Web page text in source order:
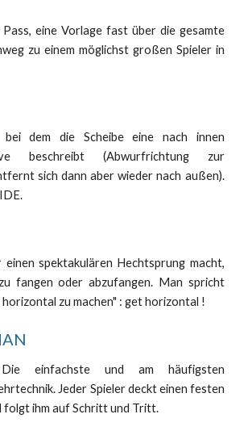
eine Vorlage fast über die gesamte
zu einem möglichst großen Spieler in
bei dem die Scheibe eine nach innen
beschreibt (Abwurfrichtung zur
sich dann aber wieder nach außen).
einen spektakulären Hechtsprung macht,
fangen oder abzufangen. Man spricht
horizontal zu machen" : get horizontal !
Die einfachste und am häufigsten
Jeder Spieler deckt einen festen
folgt ihm auf Schritt und Tritt.